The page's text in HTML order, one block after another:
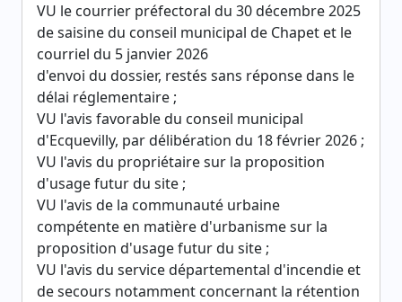
VU le courrier préfectoral du 30 décembre 2025
de saisine du conseil municipal de Chapet et le
courriel du 5 janvier 2026
d'envoi du dossier, restés sans réponse dans le
délai réglementaire ;
VU l'avis favorable du conseil municipal
d'Ecquevilly, par délibération du 18 février 2026 ;
VU l'avis du propriétaire sur la proposition
d'usage futur du site ;
VU l'avis de la communauté urbaine
compétente en matière d'urbanisme sur la
proposition d'usage futur du site ;
VU l'avis du service départemental d'incendie et
de secours notamment concernant la rétention